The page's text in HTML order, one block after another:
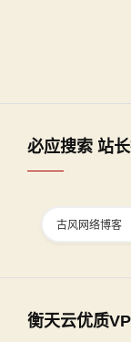
必应搜索 站
衡天云优质